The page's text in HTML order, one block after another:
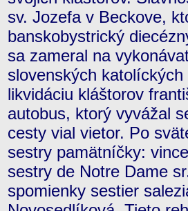
sv. Jozefa v Beckove,
banskobystrický
sa zameral na
slovenských
likvidáciu kláštorov
autobus, ktorý vyvážal
cesty vial vietor. Po
sestry pamätníčky:
sestry de Notre Dame
spomienky sestier